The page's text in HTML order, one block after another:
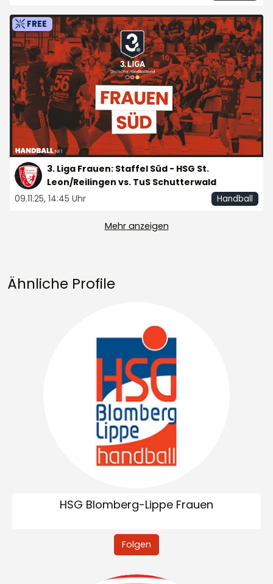
FREE
3. Liga Frauen: Staffel Süd - HSG St.
Leon/Reilingen vs. TuS Schutterwald
09.11.25, 14:45 Uhr
Handball
Mehr anzeigen
Ähnliche Profile
HSG Blomberg-Lippe Frauen
Folgen